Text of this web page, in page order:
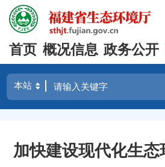
首页 概况信息 政务公开
加快建设现代化生